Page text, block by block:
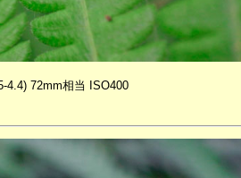
4.4) 72mm相当 ISO400